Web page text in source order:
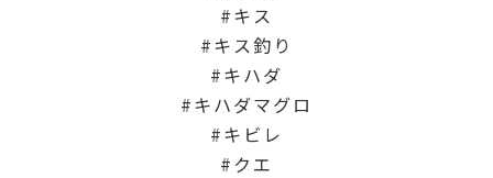
キス
キス釣り
キハダ
キハダマグロ
キビレ
クエ